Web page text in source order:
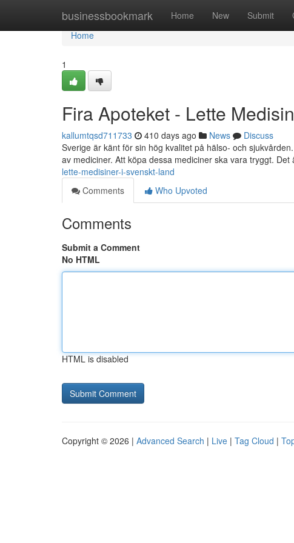
businessbookmark Home New Submit
Home
Home
1
Fira Apoteket - Lette
kallumtqsd711733 410 days ago News
Discuss
Sverige är känt för sin hög kvalitet på hälso- och
av mediciner. Att köpa dessa mediciner ska vara tryggt. Det
lette-medisiner-i-svenskt-land
Comments
Who Upvoted
Comments
Submit a Comment
No HTML
HTML is disabled
Copyright © 2026 | Advanced Search | Live | Tag Cloud |